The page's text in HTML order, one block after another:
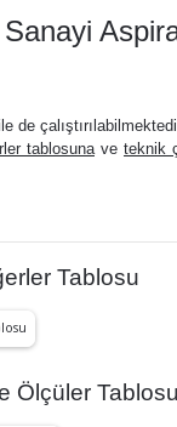
de
tablosunave teknik
Tablosu
Ölçüler Tablosu